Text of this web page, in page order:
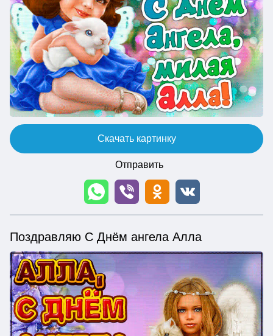
Скачать картинку
Отправить
Поздравляю С Днём ангела Алла